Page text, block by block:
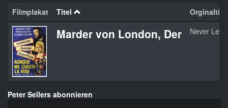
Filmplakat Titel Orginaltitel
Marder von London, Der Never Let
Peter Sellers abonnieren